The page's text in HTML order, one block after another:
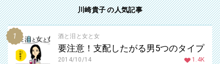
川崎貴子 の人気記事
酒と泪と女と女
要注意！支配したがる男5つのタイプ
2014/10/14 1.4K